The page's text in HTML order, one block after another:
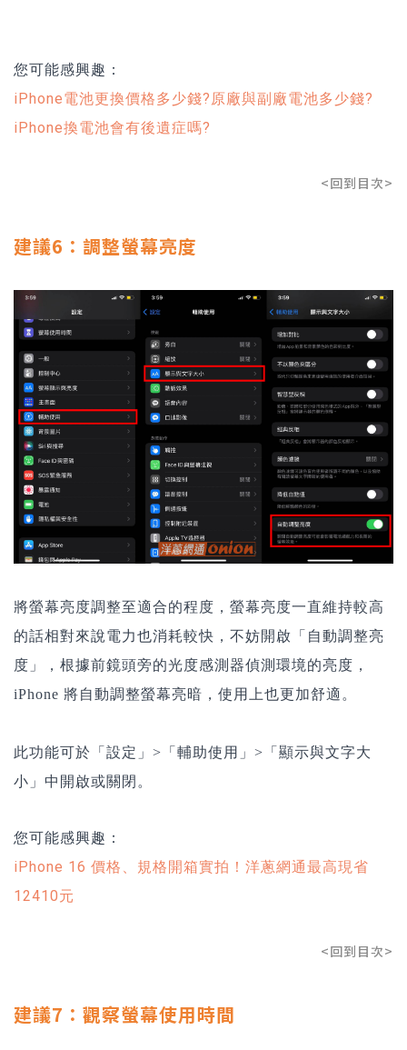
您可能感興趣：
iPhone電池更換價格多少錢?原廠與副廠電池多少錢?
iPhone換電池會有後遺症嗎?
<回到目次>
建議6：調整螢幕亮度
將螢幕亮度調整至適合的程度，螢幕亮度一直維持較高
的話相對來說電力也消耗較快，不妨開啟「自動調整亮
度」，根據前鏡頭旁的光度感測器偵測環境的亮度，
iPhone 將自動調整螢幕亮暗，使用上也更加舒適。
此功能可於「設定」>「輔助使用」>「顯示與文字大
小」中開啟或關閉。
您可能感興趣：
iPhone 16 價格、規格開箱實拍！洋蔥網通最高現省
12410元
<回到目次>
建議7：觀察螢幕使用時間